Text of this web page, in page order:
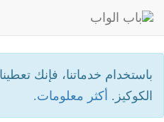
باستخدام خدماتنا، فإنك
الكوكيز. أكثر معلومات.